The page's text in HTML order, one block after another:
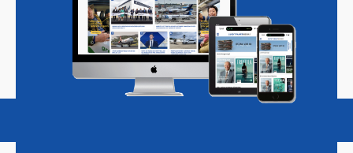
Magazine Podcasts Vacatures